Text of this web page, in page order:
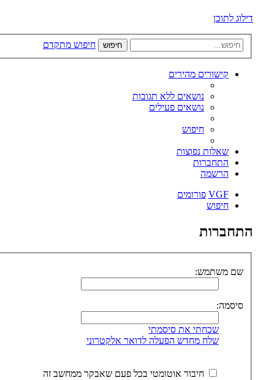
דילוג לתוכן
חיפוש חיפוש מתקדם
קישורים מהירים
נושאים ללא תגובות
נושאים פעילים
חיפוש
שאלות נפוצות
התחברות
הרשמה
VGF פורומים
חיפוש
התחברות
שם משתמש:
סיסמה:
שכחתי את סיסמתי
שלח מחדש הפעלה לדואר אלקטרוני
חיבור אוטומטי בכל פעם שאבקר ממחשב זה